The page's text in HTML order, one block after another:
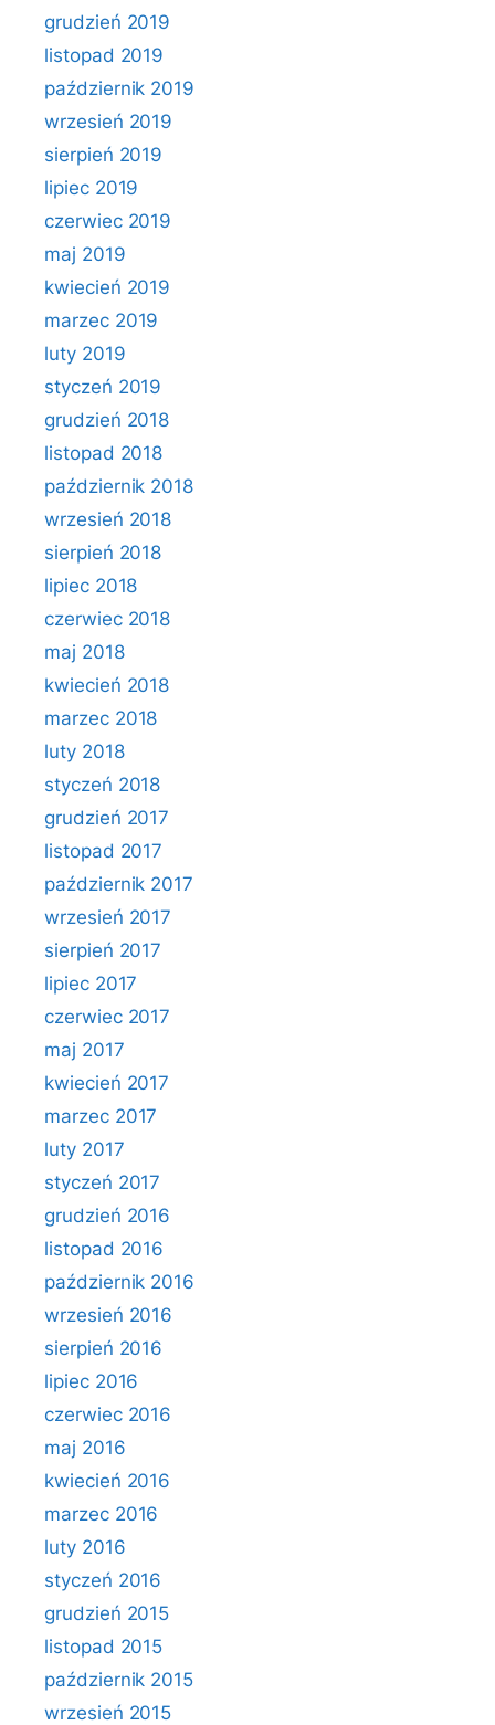
grudzień 2019
listopad 2019
październik 2019
wrzesień 2019
sierpień 2019
lipiec 2019
czerwiec 2019
maj 2019
kwiecień 2019
marzec 2019
luty 2019
styczeń 2019
grudzień 2018
listopad 2018
październik 2018
wrzesień 2018
sierpień 2018
lipiec 2018
czerwiec 2018
maj 2018
kwiecień 2018
marzec 2018
luty 2018
styczeń 2018
grudzień 2017
listopad 2017
październik 2017
wrzesień 2017
sierpień 2017
lipiec 2017
czerwiec 2017
maj 2017
kwiecień 2017
marzec 2017
luty 2017
styczeń 2017
grudzień 2016
listopad 2016
październik 2016
wrzesień 2016
sierpień 2016
lipiec 2016
czerwiec 2016
maj 2016
kwiecień 2016
marzec 2016
luty 2016
styczeń 2016
grudzień 2015
listopad 2015
październik 2015
wrzesień 2015